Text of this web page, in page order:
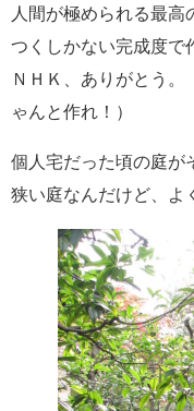
人間が極められる最
つくしかない完成度で
ＮＨＫ、ありがとう
ゃんと作れ！）
個人宅だった頃の庭が
狭い庭なんだけど、よ